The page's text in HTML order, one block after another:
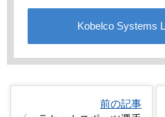
Kobelco Systems
前の記事